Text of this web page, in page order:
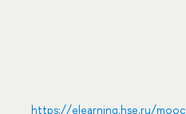
https://elearning.hse.ru/mooc